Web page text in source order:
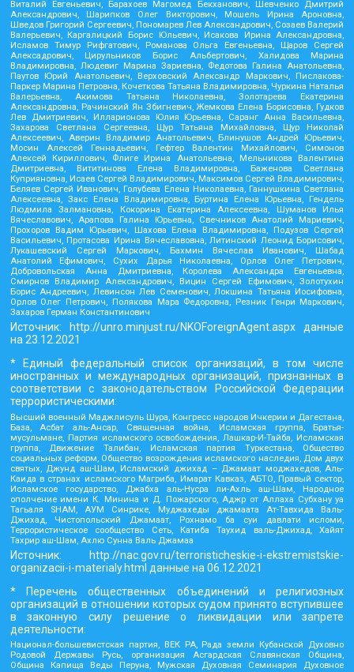
Виталий Евгеньевич, Барахоев Магомед Бекханович, Шевченко Дмитрий
Александрович, Шарипков Олег Викторович, Мошель Ирина Ароновна,
Шведов Григорий Сергеевич, Пономарев Лев Александрович, Созаев Валерий
Валерьевич, Каргалицкий Борис Юльевич, Исакова Ирина Александровна,
Исламов Тимур Рифгатович, Романова Ольга Евгеньевна, Щаров Сергей
Алексадрович, Цирульников Борис Альбертович, Халидова Марина
Владимировна, Людевиг Марина Зариевна, Федотова Галина Анатольевна,
Паутов Юрий Анатольевич, Верховский Александр Маркович, Пислакова-
Паркер Марина Петровна, Кочеткова Татьяна Владимировна, Чуркина Наталья
Валерьевна, Акимова Татьяна Николаевна, Золотарева Екатерина
Александровна, Рачинский Ян Збигневич, Жемкова Елена Борисовна, Гудков
Лев Дмитриевич, Илларионова Юлия Юрьевна, Саранг Анна Васильевна,
Захарова Светлана Сергеевна, Щур Татьяна Михайловна, Щур Николай
Алексеевич, Аверин Владимир Анатольевич, Блинушов Андрей Юрьевич,
Мосин Алексей Геннадьевич, Гефтер Валентин Михайлович, Симонов
Алексей Кириллович, Флиге Ирина Анатольевна, Мельникова Валентина
Дмитриевна, Вититинова Елена Владимировна, Баженова Светлана
Куприяновна, Исаев Сергей Владимирович, Максимов Сергей Владимирович,
Беляев Сергей Иванович, Голубева Елена Николаевна, Ганнушкина Светлана
Алексеевна, Закс Елена Владимировна, Буртина Елена Юрьевна, Гендель
Людмила Залмановна, Кокорина Екатерина Алексеевна, Шуманов Илья
Вячеславович, Арапова Галина Юрьевна, Свечников Анатолий Мариевич,
Прохоров Вадим Юрьевич, Шахова Елена Владимировна, Подузов Сергей
Васильевич, Протасова Ирина Вячеславовна, Литинский Леонид Борисович,
Лукашевский Сергей Маркович, Бахмин Вячеслав Иванович, Шабад
Анатолий Ефимович, Сухих Дарья Николаевна, Орлов Олег Петрович,
Добровольская Анна Дмитриевна, Королева Александра Евгеньевна,
Смирнов Владимир Александрович, Вицин Сергей Ефимович, Золотухин
Борис Андреевич, Левинсон Лев Семенович, Локшина Татьяна Иосифовна,
Орлов Олег Петрович, Полякова Мара Федоровна, Резник Генри Маркович,
Захаров Герман Константинович
Источник: http://unro.minjust.ru/NKOForeignAgent.aspx данные
на 23.12.2021
* Единый федеральный список организаций, в том числе
иностранных и международных организаций, признанных в
соответствии с законодательством Российской Федерации
террористическими:
Высший военный Маджлисуль Шура, Конгресс народов Ичкерии и Дагестана,
База, Асбат аль-Ансар, Священная война, Исламская группа, Братья-
мусульмане, Партия исламского освобождения, Лашкар-И-Тайба, Исламская
группа, Движение Талибан, Исламская партия Туркестана, Общество
социальных реформ, Общество возрождения исламского наследия, Дом двух
святых, Джунд аш-Шам, Исламский джихад – Джамаат моджахедов, Аль-
Каида в странах исламского Магриба, Имарат Кавказ, АБТО, Правый сектор,
Исламское государство, Джабха аль-Нусра ли-Ахль аш-Шам, Народное
ополчение имени К. Минина и Д. Пожарского, Аджр от Аллаха Субхану уа
Тагьаля SHAM, АУМ Синрике, Муджахеды джамаата Ат-Тавхида Валь-
Джихад, Чистопольский Джамаат, Рохнамо ба суи давлати исломи,
Террористическое сообщество Сеть, Катиба Таухид валь-Джихад, Хайят
Тахрир аш-Шам, Ахлю Сунна Валь Джамаа
Источник: http://nac.gov.ru/terroristicheskie-i-ekstremistskie-
organizacii-i-materialy.html данные на 06.12.2021
* Перечень общественных объединений и религиозных
организаций в отношении которых судом принято вступившее
в законную силу решение о ликвидации или запрете
деятельности:
Национал-большевистская партия, ВЕК РА, Рада земли Кубанской Духовно
Родовой Державы Русь, организация Асгардская Славянская Община,
Община Капища Веды Перуна, Мужская Духовная Семинария Духовное